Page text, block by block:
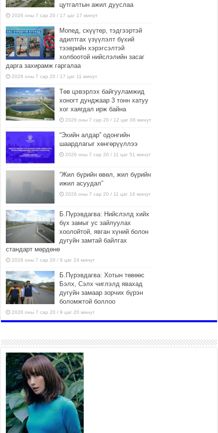
цутгалтын ажил дууслаа
2026 оны 7 сар 20 / 17 цаг 17 минут
Мопед, скүүтер, тэдгээртэй
адилтгах үзүүлэлт бүхий
тээврийн хэрэгсэлтэй
холбоотой нийслэлийн засаг
дарга захирамж гаргалаа
2026 оны 7 сар 20 / 17 цаг 11 минут
Төв цэвэрлэх байгууламжид
хоногт дунджаар 3 тонн хатуу
хог хаягдал ирж байна
2026 оны 7 сар 20 / 12 цаг 06 минут
“Эхийн алдар” одонгийн
шаардлагыг хөнгөрүүллээ
2026 оны 7 сар 20 / 11 цаг 51 минут
“Жил бүрийн өвөл, жил бүрийн
ижил асуудал”
2026 оны 7 сар 20 / 11 цаг 16 минут
Б.Пүрэвдагва: Нийслэлд хийх
бүх замыг ус зайлуулах
хоолойтой, явган хүний болон
дугуйн замтай байлгах
стандарт мөрдөнө
2026 оны 7 сар 20 / 9 цаг 24 минут
Б.Пүрэвдагва: Хотын төвөөс
Бэлх, Сэлх чиглэлд явахад
дугуйн замаар зорчих бүрэн
боломжтой боллоо
2026 оны 7 сар 20 / 9 цаг 20 минут
шугам хоолойн ажил 80
хувьтай үргэлжилж байна
2026 оны 7 сар 20 / 9 цаг 14 минут
Усархаг аадар бороо орж
байгаа тул аюулгүй байдлаа
хангаж, үер усны аюулаас
сэрэмжлэхийг нийслэлийн
Онцгой байдлын газраас анхааруулж байна
2026 оны 7 сар 20 / 9 цаг 09 минут